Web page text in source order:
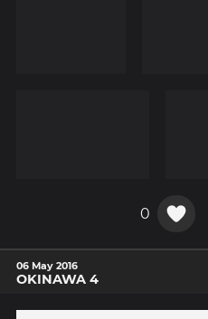
0
06 May 2016
OKINAWA 4